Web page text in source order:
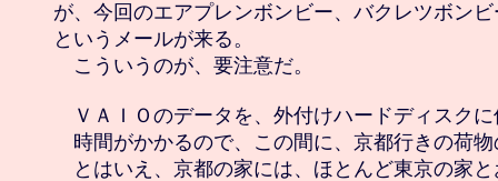
が、今回のエアプレンボンビー、バクレツボン
というメールが来る。
こういうのが、要注意だ。
ＶＡＩＯのデータを、外付けハードディスクに
時間がかかるので、この間に、京都行きの荷物
とはいえ、京都の家には、ほとんど東京の家